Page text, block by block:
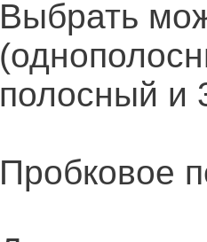
Выбрать
полосный и
Пробковое